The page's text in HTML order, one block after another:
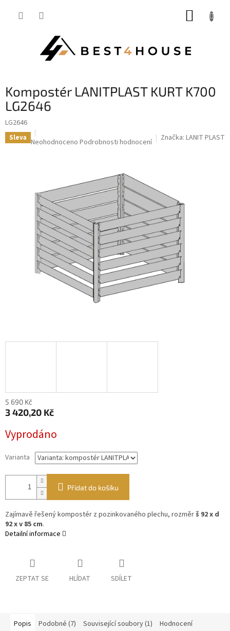
kompostér LANITPLAST KURT K700
LG2646
LG2646
Sleva Průměrné
hvězdiček.
Neohodnoceno Podrobnosti hodnocení Značka: LANIT PLAST
5 690 Kč
3 420,20 Kč
cena:
Vyprodáno
Varianta
Přidat do košíku
Zajímavě řešený kompostér z pozinkovaného plechu, rozměr š 92 x d
92 x v 85 cm.
Detailní informace
ZEPTAT SE HLÍDAT SDÍLET
Popis Podobné (7) Související soubory (1) Hodnocení